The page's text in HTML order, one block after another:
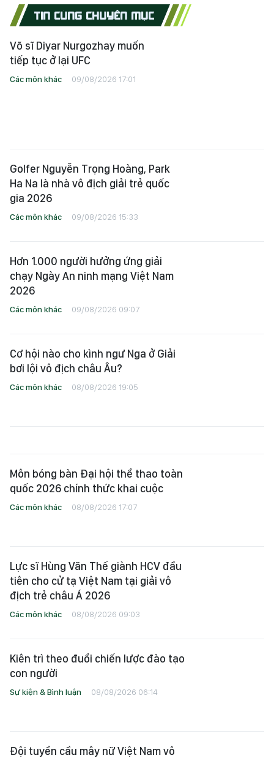
TIN CÙNG CHUYÊN MỤC
Võ sĩ Diyar Nurgozhay muốn
tiếp tục ở lại UFC
Các môn khác 09/08/2026 17:01
Golfer Nguyễn Trọng Hoàng, Park
Ha Na là nhà vô địch giải trẻ quốc
gia 2026
Các môn khác 09/08/2026 15:33
Hơn 1.000 người hưởng ứng giải
chạy Ngày An ninh mạng Việt Nam
2026
Các môn khác 09/08/2026 09:07
Cơ hội nào cho kình ngư Nga ở Giải
bơi lội vô địch châu Âu?
Các môn khác 08/08/2026 19:05
Môn bóng bàn Đại hội thể thao toàn
quốc 2026 chính thức khai cuộc
Các môn khác 08/08/2026 17:07
Lực sĩ Hùng Văn Thế giành HCV đầu
tiên cho cử tạ Việt Nam tại giải vô
địch trẻ châu Á 2026
Các môn khác 08/08/2026 09:03
Kiên trì theo đuổi chiến lược đào tạo
con người
Sự kiện & Bình luận 08/08/2026 06:14
Đội tuyển cầu mây nữ Việt Nam vô